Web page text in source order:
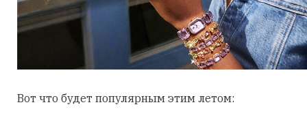
Вот что будет популярным этим летом: